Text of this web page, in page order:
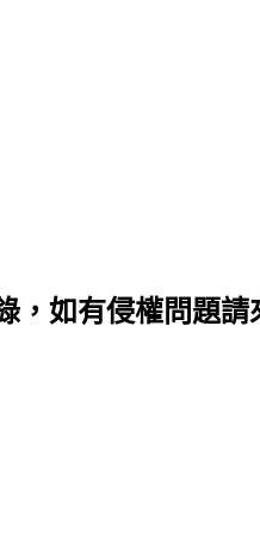
，如有侵權問題